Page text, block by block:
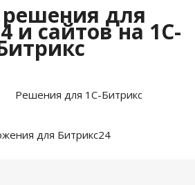
для
и сайтов на 1С-
Решения для 1С-Битрикс
для Битрикс24